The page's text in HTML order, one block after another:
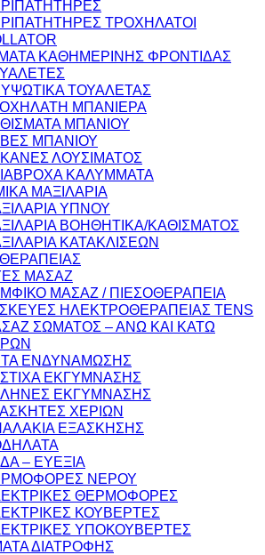
ΤΡΟΧΗΛΑΤΟΙ
ΚΑΘΗΜΕΡΙΝΗΣ ΦΡΟΝΤΙΔΑΣ
ΤΟΥΑΛΕΤΑΣ
ΜΠΑΝΙΕΡΑ
ΜΠΑΝΙΟΥ
ΜΠΑΝΙΟΥ
ΛΟΥΣΙΜΑΤΟΣ
ΚΑΛΥΜΜΑΤΑ
ΜΑΞΙΛΑΡΙΑ
ΥΠΝΟΥ
ΒΟΗΘΗΤΙΚΑ/ΚΑΘΙΣΜΑΤΟΣ
ΚΑΤΑΚΛΙΣΕΩΝ
ΜΑΣΑΖ
ΜΑΣΑΖ / ΠΙΕΣΟΘΕΡΑΠΕΙΑ
ΗΛΕΚΤΡΟΘΕΡΑΠΕΙΑΣ TENS
ΣΩΜΑΤΟΣ – ΑΝΩ ΚΑΙ ΚΑΤΩ
ΕΝΔΥΝΑΜΩΣΗΣ
ΕΚΓΥΜΝΑΣΗΣ
ΕΚΓΥΜΝΑΣΗΣ
ΧΕΡΙΩΝ
ΕΞΑΣΚΗΣΗΣ
– ΕΥΕΞΙΑ
ΝΕΡΟΥ
ΘΕΡΜΟΦΟΡΕΣ
ΚΟΥΒΕΡΤΕΣ
ΥΠΟΚΟΥΒΕΡΤΕΣ
ΔΙΑΤΡΟΦΗΣ